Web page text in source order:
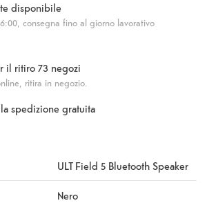
disponibile
consegna fino al giorno lavorativo
il ritiro 73 negozi
ritira in negozio.
spedizione gratuita
ULT Field 5 Bluetooth Speaker
Nero